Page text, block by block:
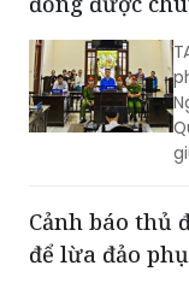
Cảnh báo thủ
để lừa đảo